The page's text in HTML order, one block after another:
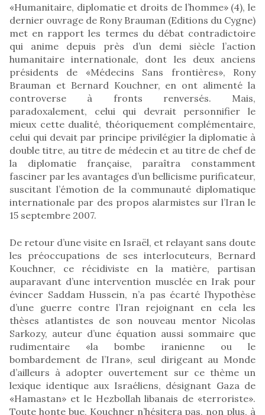
«Humanitaire, diplomatie et droits de l’homme» (4), le
dernier ouvrage de Rony Brauman (Editions du Cygne)
met en rapport les termes du débat contradictoire
qui anime depuis près d’un demi siècle l’action
humanitaire internationale, dont les deux anciens
présidents de «Médecins Sans frontières», Rony
Brauman et Bernard Kouchner, en ont alimenté la
controverse à fronts renversés. Mais,
paradoxalement, celui qui devrait personnifier le
mieux cette dualité, théoriquement complémentaire,
celui qui devait par principe privilégier la diplomatie à
double titre, au titre de médecin et au titre de chef de
la diplomatie française, paraîtra constamment
fasciner par les avantages d’un bellicisme purificateur,
suscitant l’émotion de la communauté diplomatique
internationale par des propos alarmistes sur l’Iran le
15 septembre 2007.
De retour d’une visite en Israël, et relayant sans doute
les préoccupations de ses interlocuteurs, Bernard
Kouchner, ce récidiviste en la matière, partisan
auparavant d’une intervention musclée en Irak pour
évincer Saddam Hussein, n’a pas écarté l’hypothèse
d’une guerre contre l’Iran rejoignant en cela les
thèses atlantistes de son nouveau mentor Nicolas
Sarkozy, auteur d’une équation aussi sommaire que
rudimentaire «la bombe iranienne ou le
bombardement de l’Iran», seul dirigeant au Monde
d’ailleurs à adopter ouvertement sur ce thème un
lexique identique aux Israéliens, désignant Gaza de
«Hamastan» et le Hezbollah libanais de «terroriste».
Toute honte bue, Kouchner n’hésitera pas, non plus, à